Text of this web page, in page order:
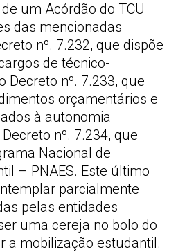
um Acórdão do TCU
das mencionadas
nº. 7.232, que dispõe
de técnico-
Decreto nº. 7.233, que
orçamentários e
à autonomia
nº. 7.234, que
Nacional de
– PNAES. Este último
parcialmente
pelas entidades
uma cereja no bolo do
a mobilização estudantil.